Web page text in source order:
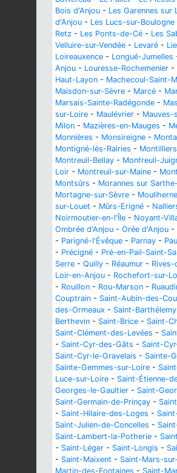
Bois d'Anjou - Les Garennes sur
d'Anjou - Les Lucs-sur-Boulogne
Retz - Les Ponts-de-Cé - Les
Velluire-sur-Vendée - Levaré -
Loireauxence - Longué-Jumelles
Anjou - Louresse-Rochemenier -
Haut-Layon - Machecoul-Saint-
Maisdon-sur-Sèvre - Marcé -
Marsais-Sainte-Radégonde -
sur-Loire - Maulévrier - Mauves-
Milon - Mazières-en-Mauges -
Monnières - Monsireigne -
Montigné-lès-Rairies - Montilliers
Montreuil-Bellay - Montreuil-
Loir - Montreuil-sur-Maine -
Montsûrs - Morannes sur
Mortagne-sur-Sèvre - Mouliherne
sur-Louet - Mûrs-Erigné -
Noirmoutier-en-l'Île - Noyant-
Ombrée d'Anjou - Orée d'Anjou -
- Parigné-l'Évêque - Parnay -
- Précigné - Pré-en-Pail-Saint-
Serre - Quilly - Réaumur - Rives-
Loir-en-Anjou - Rochefort-sur-
- Rouillon - Rou-Marson -
Couptrain - Saint-Aubin-des-
des-Ormeaux - Saint-
Berthevin - Saint-Brice - Saint-
Saint-Clément-des-Levées -
- Saint-Cyr-des-Gâts - Saint-
Saint-Cyr-le-Gravelais - Sainte-
Sainte-Gemmes-sur-Loire -
Luce-sur-Loire - Saint-Étienne-
Georges-le-Gaultier - Saint-
Saint-Germain-de-Prinçay -
- Saint-Hilaire-des-Loges -
Saint-Julien-de-Concelles -
Saint-Lambert-la-Potherie -
- Saint-Léger - Saint-Longis -
- Saint-Maixent - Saint-Mars-
Martin-des-Fontaines - Saint-